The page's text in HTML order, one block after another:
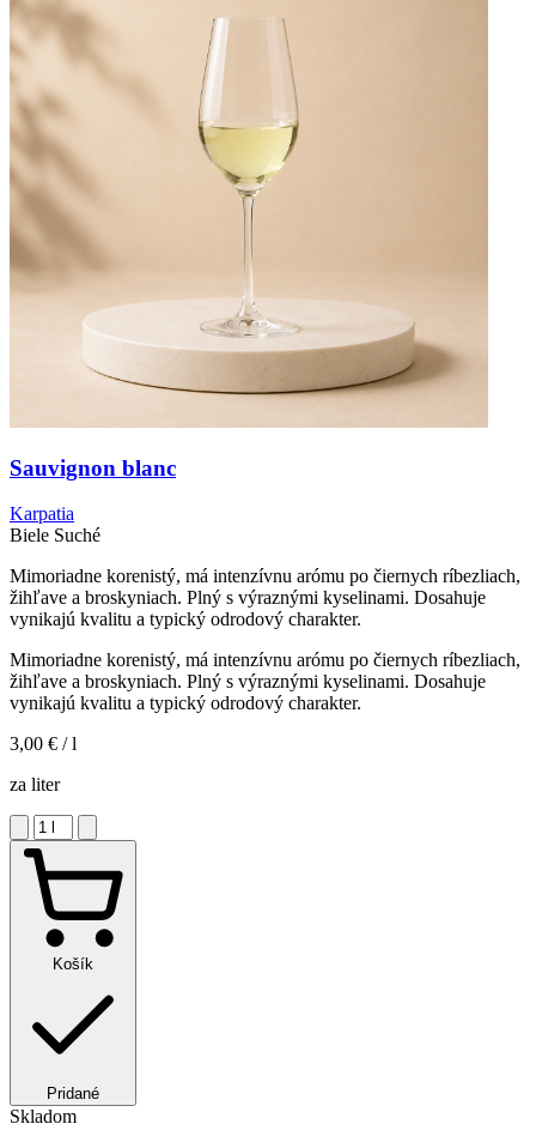
Sauvignon blanc
Karpatia
Biele Suché
Mimoriadne korenistý, má intenzívnu arómu po čiernych ríbezliach,
žihľave a broskyniach. Plný s výraznými kyselinami. Dosahuje
vynikajú kvalitu a typický odrodový charakter.
Mimoriadne korenistý, má intenzívnu arómu po čiernych ríbezliach,
žihľave a broskyniach. Plný s výraznými kyselinami. Dosahuje
vynikajú kvalitu a typický odrodový charakter.
3,00 € / l
za liter
Košík
Pridané
Skladom